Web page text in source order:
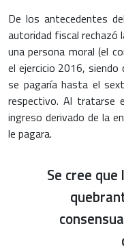
De los antecedentes
autoridad fiscal rechazó
una persona moral (el
el ejercicio 2016, siendo
se pagaría hasta el
respectivo. Al tratarse
ingreso derivado de la
le pagara.
Se cree que